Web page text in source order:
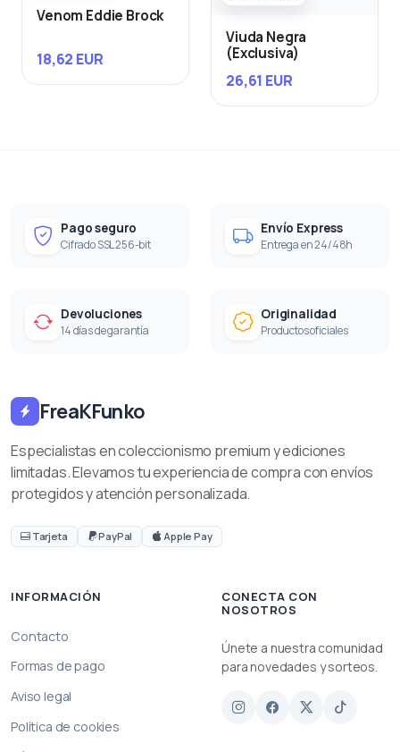
Venom Eddie Brock
18,62 EUR
Viuda Negra
(Exclusiva)
26,61 EUR
Pago seguro
Cifrado SSL 256-bit
Envío Express
Entrega en 24/48h
Devoluciones
14 días de garantía
Originalidad
Productos oficiales
FreaKFunko
Especialistas en coleccionismo premium y ediciones
limitadas. Elevamos tu experiencia de compra con envíos
protegidos y atención personalizada.
Tarjeta PayPal Apple Pay
INFORMACIÓN
Contacto
Formas de pago
Aviso legal
Política de cookies
CONECTA CON
NOSOTROS
Únete a nuestra comunidad
para novedades y sorteos.